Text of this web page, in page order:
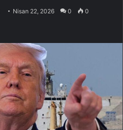
Nisan 22, 2026 0 0